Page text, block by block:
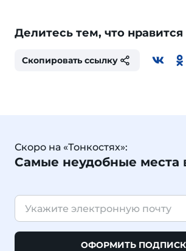
Делитесь тем, что нравится
Скопировать ссылку
Скоро на «Тонкостях»:
Самые неудобные места
ОФОРМИТЬ